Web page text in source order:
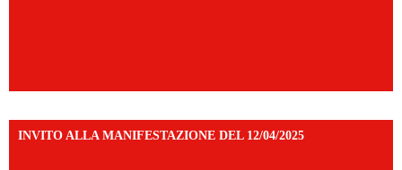
INVITO ALLA MANIFESTAZIONE DEL 12/04/2025